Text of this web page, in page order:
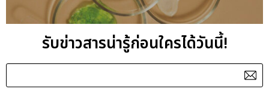
รับข่าวสารน่ารู้ก่อนใครได้วันนี้!